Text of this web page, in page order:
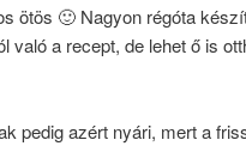
ötös 🙂 Nagyon régóta
való a recept, de lehet ő is
pedig azért nyári, mert a